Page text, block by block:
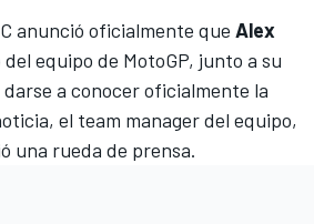
anunció oficialmente que Alex
equipo de MotoGP, junto a su
a conocer oficialmente la
el team manager del equipo,
una rueda de prensa.